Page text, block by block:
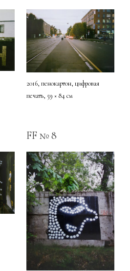
2016, пенокартон, цифровая
печать, 59 × 84 см
FF № 8